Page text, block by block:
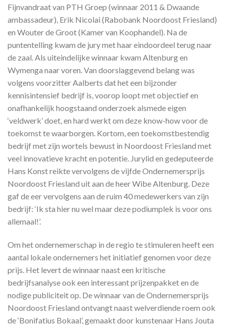
Fijnvandraat van PTH Groep (winnaar 2011 & Dwaande
ambassadeur), Erik Nicolai (Rabobank Noordoost Friesland)
en Wouter de Groot (Kamer van Koophandel). Na de
puntentelling kwam de jury met haar eindoordeel terug naar
de zaal. Als uiteindelijke winnaar kwam Altenburg en
Wymenga naar voren. Van doorslaggevend belang was
volgens voorzitter Aalberts dat het een bijzonder
kennisintensief bedrijf is, voorop loopt met objectief en
onafhankelijk hoogstaand onderzoek alsmede eigen
‘veldwerk’ doet, en hard werkt om deze know-how voor de
toekomst te waarborgen. Kortom, een toekomstbestendig
bedrijf met zijn wortels bewust in Noordoost Friesland met
veel innovatieve kracht en potentie. Jurylid en gedeputeerde
Hans Konst reikte vervolgens de vijfde Ondernemersprijs
Noordoost Friesland uit aan de heer Wibe Altenburg. Deze
gaf de eer vervolgens aan de ruim 40 medewerkers van zijn
bedrijf: ‘Ik sta hier nu wel maar deze podiumplek is voor ons
allemaal!’.
Om het ondernemerschap in de regio te stimuleren heeft een
aantal lokale ondernemers het initiatief genomen voor deze
prijs. Het levert de winnaar naast een kritische
bedrijfsanalyse ook een interessant prijzenpakket en de
nodige publiciteit op. De winnaar van de Ondernemersprijs
Noordoost Friesland ontvangt naast welverdiende roem ook
de ‘Bonifatius Bokaal’, gemaakt door kunstenaar Hans Jouta